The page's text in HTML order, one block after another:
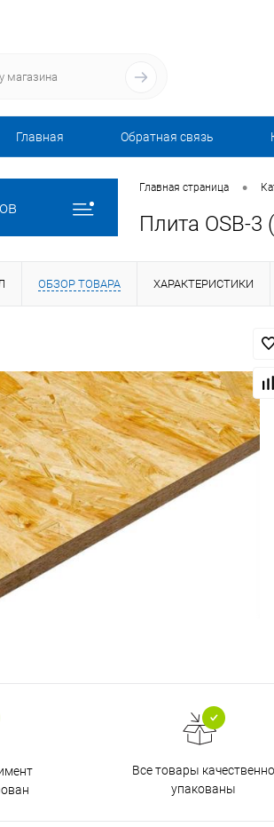
Главная Обратная связь
Главная страница •
Плита OSB-
ОБЗОР ТОВАРА ХАРАКТЕРИСТИКИ
Все товары качественно
упакованы